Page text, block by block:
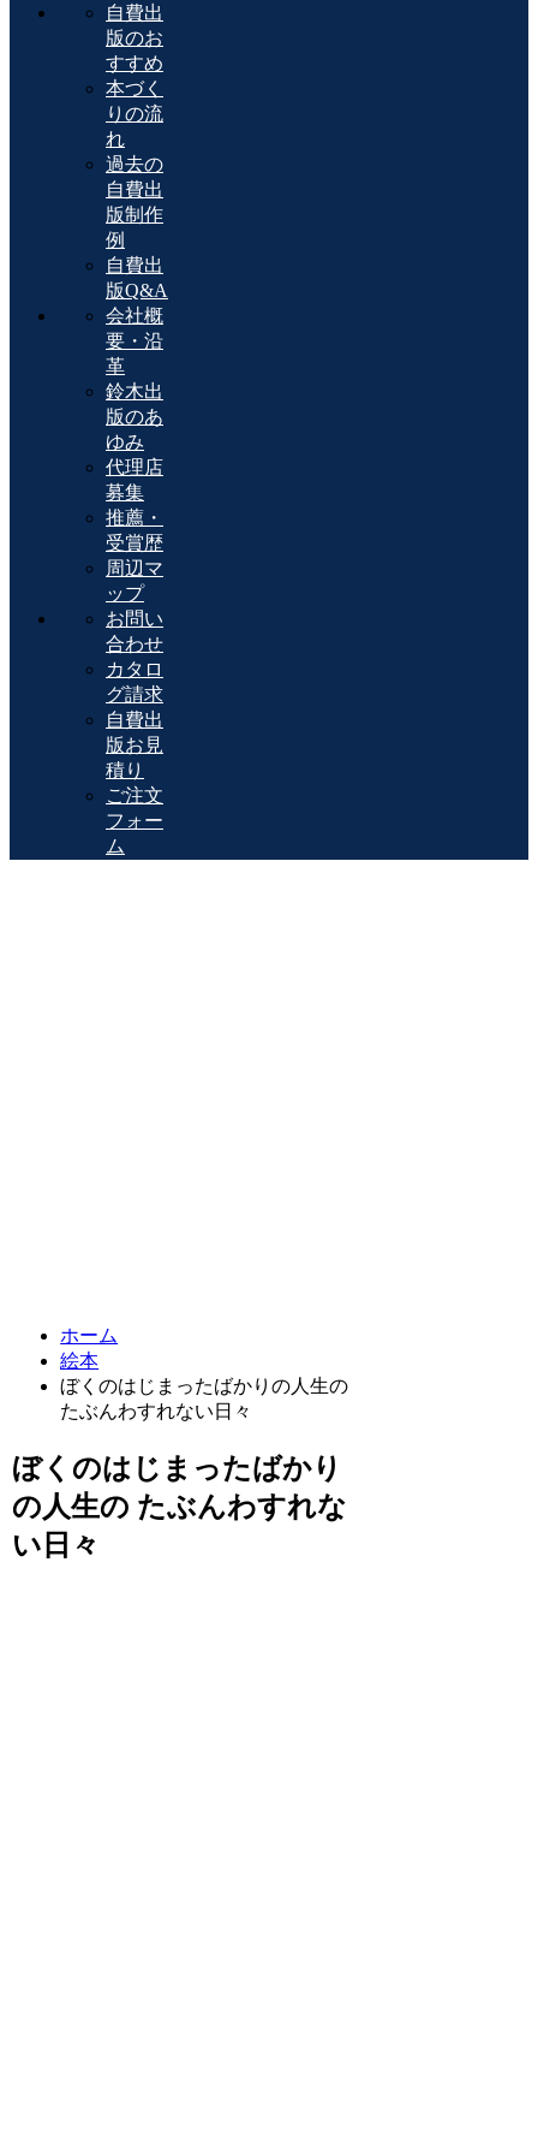
自費出
版のお
すすめ
本づく
りの流
れ
過去の
自費出
版制作
例
自費出
版Q&A
会社概
要・沿
革
鈴木出
版のあ
ゆみ
代理店
募集
推薦・
受賞歴
周辺マ
ップ
お問い
合わせ
カタロ
グ請求
自費出
版お見
積り
ご注文
フォー
ム
ホーム
絵本
ぼくのはじまったばかりの人生の
たぶんわすれない日々
ぼくのはじまったばかり
の人生の たぶんわすれな
い日々